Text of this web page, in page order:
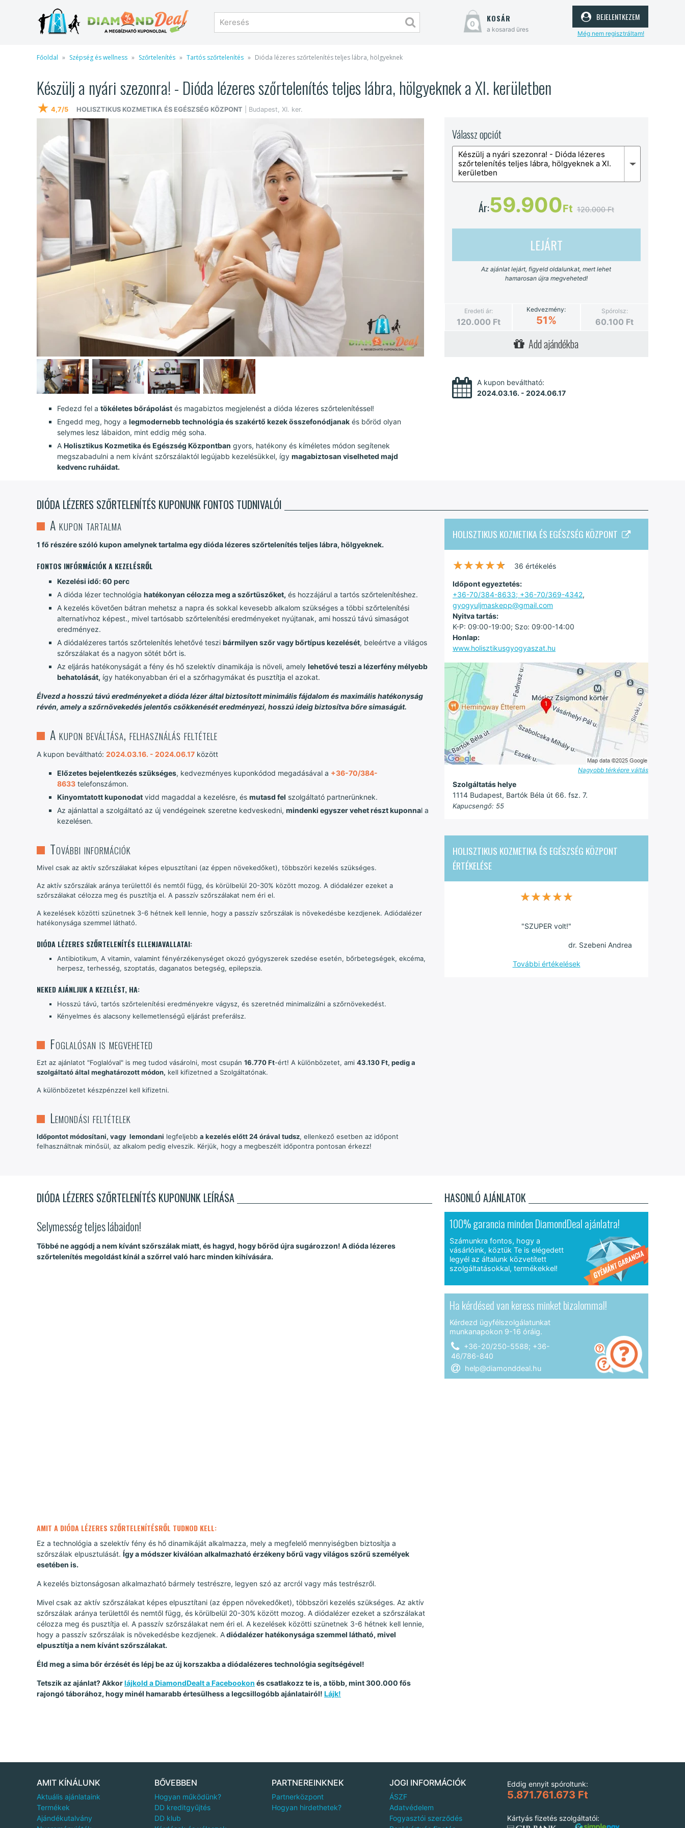
0 kosár
a kosarad üres
bejelentkezem
Még nem regisztráltam!
Főoldal Szépség és wellness Szőrtelenítés Tartós szőrtelenítés Dióda lézeres szőrtelenítés teljes lábra, hölgyeknek
Készülj a nyári szezonra! - Dióda lézeres szőrtelenítés teljes lábra, hölgyeknek a XI. kerületben
★ 4,7/5 HOLISZTIKUS KOZMETIKA ÉS EGÉSZSÉG KÖZPONT | Budapest, XI. ker.
Fedezd fel a tökéletes bőrápolást és magabiztos megjelenést a dióda lézeres szőrtelenítéssel!
Engedd meg, hogy a legmodernebb technológia és szakértő kezek összefonódjanak és bőröd olyan
selymes lesz lábaidon, mint eddig még soha.
A Holisztikus Kozmetika és Egészség Központban gyors, hatékony és kíméletes módon segítenek
megszabadulni a nem kívánt szőrszálaktól legújabb kezelésükkel, így magabiztosan viselheted majd
kedvenc ruháidat.
Válassz opciót
Készülj a nyári szezonra! - Dióda lézeres
szőrtelenítés teljes lábra, hölgyeknek a XI.
kerületben
Ár:59.900Ft 120.000 Ft
LEJÁRT
Az ajánlat lejárt, figyeld oldalunkat, mert lehet
hamarosan újra megveheted!
Eredeti ár:
120.000 Ft
Kedvezmény:
51%
Spórolsz:
60.100 Ft
Add ajándékba
A kupon beváltható:
2024.03.16. - 2024.06.17
DIÓDA LÉZERES SZŐRTELENÍTÉS KUPONUNK FONTOS TUDNIVALÓI
A kupon tartalma
1 fő részére szóló kupon amelynek tartalma egy dióda lézeres szőrtelenítés teljes lábra, hölgyeknek.
FONTOS INFÓRMÁCIÓK A KEZELÉSRŐL
Kezelési idő: 60 perc
A dióda lézer technológia hatékonyan célozza meg a szőrtüszőket, és hozzájárul a tartós szőrtelenítéshez.
A kezelés követően bátran mehetsz a napra és sokkal kevesebb alkalom szükséges a többi szőrtelenítési
alternatívhoz képest., mivel tartósabb szőrtelenítési eredményeket nyújtanak, ami hosszú távú simaságot
eredményez.
A diódalézeres tartós szőrtelenítés lehetővé teszi bármilyen szőr vagy bőrtípus kezelését, beleértve a világos
szőrszálakat és a nagyon sötét bőrt is.
Az eljárás hatékonyságát a fény és hő szelektív dinamikája is növeli, amely lehetővé teszi a lézerfény mélyebb
behatolását, így hatékonyabban éri el a szőrhagymákat és pusztítja el azokat.
Élvezd a hosszú távú eredményeket a dióda lézer által biztosított minimális fájdalom és maximális hatékonyság
révén, amely a szőrnövekedés jelentős csökkenését eredményezi, hosszú ideig biztosítva bőre simaságát.
A kupon beváltása, felhasználás feltétele
A kupon beváltható: 2024.03.16. - 2024.06.17 között
Előzetes bejelentkezés szükséges, kedvezményes kuponkódod megadásával a +36-70/384-
8633 telefonszámon.
Kinyomtatott kuponodat vidd magaddal a kezelésre, és mutasd fel szolgáltató partnerünknek.
Az ajánlattal a szolgáltató az új vendégeinek szeretne kedveskedni, mindenki egyszer vehet részt kuponnal a
kezelésen.
További információk
Mivel csak az aktív szőrszálakat képes elpusztítani (az éppen növekedőket), többszöri kezelés szükséges.
Az aktív szőrszálak aránya területtől és nemtől függ, és körülbelül 20-30% között mozog. A diódalézer ezeket a
szőrszálakat célozza meg és pusztítja el. A passzív szőrszálakat nem éri el.
A kezelések közötti szünetnek 3-6 hétnek kell lennie, hogy a passzív szőrszálak is növekedésbe kezdjenek. Adiódalézer
hatékonysága szemmel látható.
DIÓDA LÉZERES SZŐRTELENÍTÉS ELLENJAVALLATAI:
Antibiotikum, A vitamin, valamint fényérzékenységet okozó gyógyszerek szedése esetén, bőrbetegségek, ekcéma,
herpesz, terhesség, szoptatás, daganatos betegség, epilepszia.
NEKED AJÁNLJUK A KEZELÉST, HA:
Hosszú távú, tartós szőrtelenítési eredményekre vágysz, és szeretnéd minimalizálni a szőrnövekedést.
Kényelmes és alacsony kellemetlenségű eljárást preferálsz.
Foglalósan is megveheted
Ezt az ajánlatot "Foglalóval" is meg tudod vásárolni, most csupán 16.770 Ft-ért! A különbözetet, ami 43.130 Ft, pedig a
szolgáltató által meghatározott módon, kell kifizetned a Szolgáltatónak.
A különbözetet készpénzzel kell kifizetni.
Lemondási feltételek
Időpontot módosítani, vagy lemondani legfeljebb a kezelés előtt 24 órával tudsz, ellenkező esetben az időpont
felhasználtnak minősül, az alkalom pedig elveszik. Kérjük, hogy a megbeszélt időpontra pontosan érkezz!
HOLISZTIKUS KOZMETIKA ÉS EGÉSZSÉG KÖZPONT
★★★★★
★★★★★ 36 értékelés
Időpont egyeztetés:
+36-70/384-8633; +36-70/369-4342,
gyogyuljmaskepp@gmail.com
Nyitva tartás:
K-P: 09:00-19:00; Szo: 09:00-14:00
Honlap:
www.holisztikusgyogyaszat.hu
Nagyobb térképre váltás
Szolgáltatás helye
1114 Budapest, Bartók Béla út 66. fsz. 7.
Kapucsengő: 55
HOLISZTIKUS KOZMETIKA ÉS EGÉSZSÉG KÖZPONT
ÉRTÉKELÉSE
★★★★★
★★★★★
"SZUPER volt!"
dr. Szebeni Andrea
További értékelések
DIÓDA LÉZERES SZŐRTELENÍTÉS KUPONUNK LEÍRÁSA
Selymesség teljes lábaidon!
Többé ne aggódj a nem kívánt szőrszálak miatt, és hagyd, hogy bőröd újra sugározzon! A dióda lézeres
szőrtelenítés megoldást kínál a szőrrel való harc minden kihívására.
AMIT A DIÓDA LÉZERES SZŐRTELENÍTÉSRŐL TUDNOD KELL:
Ez a technológia a szelektív fény és hő dinamikáját alkalmazza, mely a megfelelő mennyiségben biztosítja a
szőrszálak elpusztulását. Így a módszer kiválóan alkalmazható érzékeny bőrű vagy világos szőrű személyek
esetében is.
A kezelés biztonságosan alkalmazható bármely testrészre, legyen szó az arcról vagy más testrészről.
Mivel csak az aktív szőrszálakat képes elpusztítani (az éppen növekedőket), többszöri kezelés szükséges. Az aktív
szőrszálak aránya területtől és nemtől függ, és körülbelül 20-30% között mozog. A diódalézer ezeket a szőrszálakat
célozza meg és pusztítja el. A passzív szőrszálakat nem éri el. A kezelések közötti szünetnek 3-6 hétnek kell lennie,
hogy a passzív szőrszálak is növekedésbe kezdjenek. Adiódalézer hatékonysága szemmel látható, mivel
elpusztítja a nem kívánt szőrszálakat.
Éld meg a sima bőr érzését és lépj be az új korszakba a diódalézeres technológia segítségével!
Tetszik az ajánlat? Akkorlájkold a DiamondDealt a Facebookon és csatlakozz te is, a több, mint 300.000 fős
rajongó táborához, hogy minél hamarabb értesülhess a legcsillogóbb ajánlatairól! Lájk!
HASONLÓ AJÁNLATOK
100% garancia minden DiamondDeal ajánlatra!
Számunkra fontos, hogy a
vásárlóink, köztük Te is elégedett
legyél az általunk közvetített
szolgáltatásokkal, termékekkel!
Ha kérdésed van keress minket bizalommal!
Kérdezd ügyfélszolgálatunkat
munkanapokon 9-16 óráig.
+36-20/250-5588; +36-
46/786-840
help@diamonddeal.hu
AMIT KÍNÁLUNK
Aktuális ajánlataink
Termékek
Ajándékutalvány
BŐVEBBEN
Hogyan működünk?
DD kreditgyűjtés
DD klub
PARTNEREINKNEK
Partnerközpont
Hogyan hirdethetek?
JOGI INFORMÁCIÓK
ÁSZF
Adatvédelem
Fogyasztói szerződés
Eddig ennyit spóroltunk:
5.871.761.673 Ft
Kártyás fizetés szolgáltatói: